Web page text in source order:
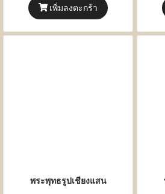
เพิ่มลงตะกร้า
พระพุทธรูปเชียงแสน